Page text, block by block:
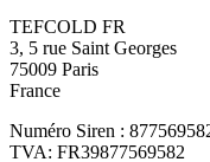
TEFCOLD FR
3, 5 rue Saint Georges
75009 Paris
France
Numéro Siren :
TVA: FR39877569582